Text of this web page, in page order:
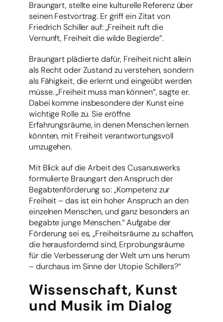
Braungart, stellte eine kulturelle Referenz über
seinen Festvortrag. Er griff ein Zitat von
Friedrich Schiller auf: „Freiheit ruft die
Vernunft, Freiheit die wilde Begierde“.
Braungart plädierte dafür, Freiheit nicht allein
als Recht oder Zustand zu verstehen, sondern
als Fähigkeit, die erlernt und eingeübt werden
müsse. „Freiheit muss man können“, sagte er.
Dabei komme insbesondere der Kunst eine
wichtige Rolle zu. Sie eröffne
Erfahrungsräume, in denen Menschen lernen
könnten, mit Freiheit verantwortungsvoll
umzugehen.
Mit Blick auf die Arbeit des Cusanuswerks
formulierte Braungart den Anspruch der
Begabtenförderung so: „Kompetenz zur
Freiheit – das ist ein hoher Anspruch an den
einzelnen Menschen, und ganz besonders an
begabte junge Menschen.“ Aufgabe der
Förderung sei es, „Freiheitsräume zu schaffen,
die herausfordernd sind, Erprobungsräume
für die Verbesserung der Welt um uns herum
– durchaus im Sinne der Utopie Schillers?“
Wissenschaft, Kunst
und Musik im Dialog